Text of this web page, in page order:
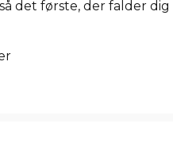
det første, der falder